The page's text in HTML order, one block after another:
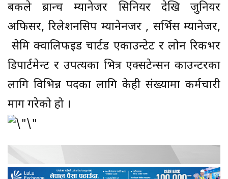
बैंकले ब्रान्च म्यानेजर सिनियर देखि जुनियर
अफिसर, रिलेशनसिप म्यानेनजर , सर्भिस म्यानेजर,
सेमि क्वालिफइड चार्टड एकाउन्टेट र लोन रिकभर
डिपार्टमेन्ट र उपत्यका भित्र एक्सटेन्सन काउन्टरका
लागि विभिन्न पदका लागि केही संख्यामा कर्मचारी
माग गरेको हो ।